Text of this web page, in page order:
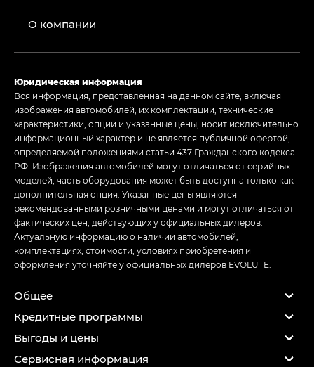
О компании
Юридическая информация
Вся информация, представленная на данном сайте, включая
изображения автомобилей, их комплектации, технические
характеристики, опции и указанные цены, носит исключительно
информационный характер и не является публичной офертой,
определяемой положениями статьи 437 Гражданского кодекса
РФ. Изображения автомобилей могут отличаться от серийных
моделей, часть оборудования может быть доступна только как
дополнительная опция. Указанные цены являются
рекомендованными розничными ценами и могут отличаться от
фактических цен, действующих у официальных дилеров.
Актуальную информацию о наличии автомобилей,
комплектациях, стоимости, условиях приобретения и
оформления уточняйте у официальных дилеров EVOLUTE.
Общее
Кредитные программы
Выгоды и цены
Сервисная информация